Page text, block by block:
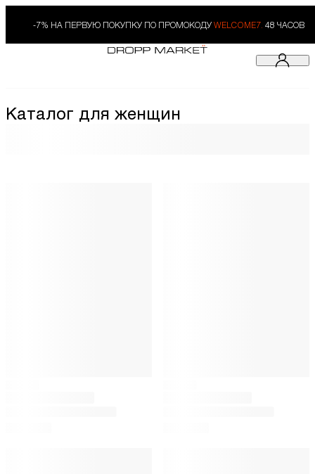
-7% НА ПЕРВУЮ ПОКУПКУ ПО ПРОМОКОДУ WELCOME7. 48 ЧАСОВ
Каталог для женщин